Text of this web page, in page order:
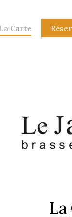
La Carte
La